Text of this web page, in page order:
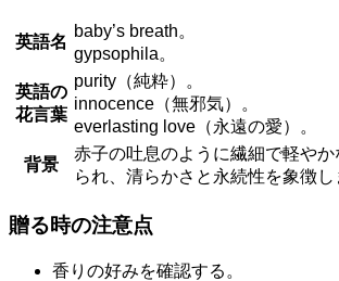
英語名
baby’s breath。
gypsophila。
英語の
花言葉
purity（純粋）。
innocence（無邪気）。
everlasting love（永遠の愛）。
背景
赤子の吐息のように繊細で軽や
られ、清らかさと永続性を象徴し
贈る時の注意点
香りの好みを確認する。